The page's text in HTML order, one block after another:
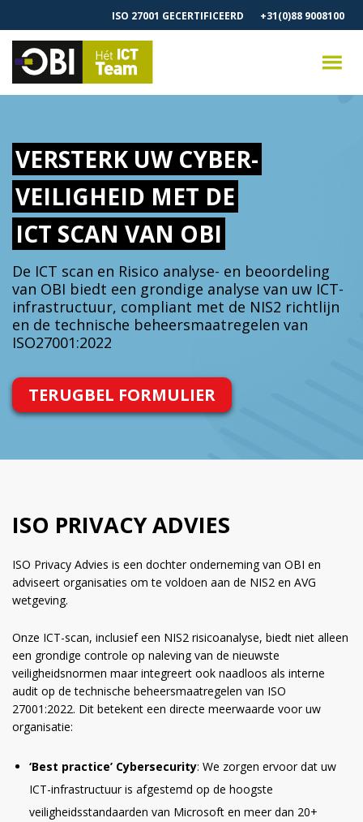
ISO 27001 GECERTIFICEERD +31(0)88 9008100
VERSTERK UW CYBER-
VEILIGHEID MET DE
ICT SCAN VAN OBI
De ICT scan en Risico analyse- en beoordeling
van OBI biedt een grondige analyse van uw ICT-
infrastructuur, compliant met de NIS2 richtlijn
en de technische beheersmaatregelen van
ISO27001:2022
TERUGBEL FORMULIER
ISO PRIVACY ADVIES
ISO Privacy Advies is een dochter onderneming van OBI en
adviseert organisaties om te voldoen aan de NIS2 en AVG
wetgeving.
Onze ICT-scan, inclusief een NIS2 risicoanalyse, biedt niet alleen
een grondige controle op naleving van de nieuwste
veiligheidsnormen maar integreert ook naadloos als interne
audit op de technische beheersmaatregelen van ISO
27001:2022. Dit betekent een directe meerwaarde voor uw
organisatie:
‘Best practice’ Cybersecurity: We zorgen ervoor dat uw
ICT-infrastructuur is afgestemd op de hoogste
veiligheidsstandaarden van Microsoft en meer dan 20+